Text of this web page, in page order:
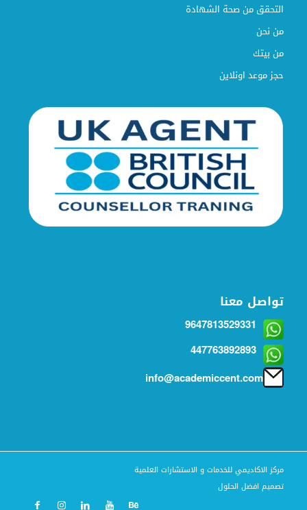
التحقق من صحة الشهادة
من نحن
من بيتك
حجز موعد اونلاين
تواصل معنا
9647813529331
447763892893
info@academiccent.com
مركز الاكاديمي للخدمات و الاستشارات العلمية
تصميم افضل الحلول